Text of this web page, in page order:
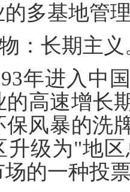
的多基地管
：长期主义
年进入中
的高速增长
风暴的洗
升级为"地
的一种投